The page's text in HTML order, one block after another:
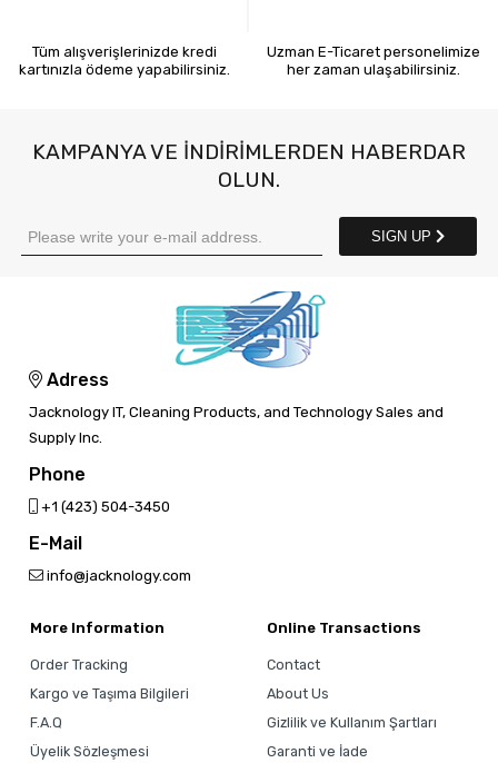
Tüm alışverişlerinizde kredi
kartınızla ödeme yapabilirsiniz.
Uzman E-Ticaret personelimize
her zaman ulaşabilirsiniz.
KAMPANYA VE INDIRIMLERDEN HABERDAR
OLUN.
SIGN UP
Adress
Jacknology IT, Cleaning Products, and Technology Sales and
Supply Inc.
Phone
‎+1 (423) 504-3450
E-Mail
info@jacknology.com
More Information
Order Tracking
Kargo ve Taşıma Bilgileri
F.A.Q
Üyelik Sözleşmesi
Online Transactions
Contact
About Us
Gizlilik ve Kullanım Şartları
Garanti ve İade